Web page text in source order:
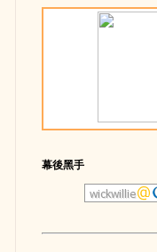
幕後黑手